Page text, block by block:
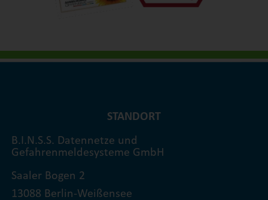
STANDORT
B.I.N.S.S. Datennetze und
Gefahrenmeldesysteme GmbH
Saaler Bogen 2
13088 Berlin-Weißensee